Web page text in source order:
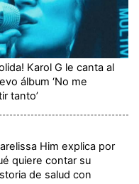
Karol G le canta al
álbum ‘No me
tanto’
Him explica por
quiere contar su
de salud con